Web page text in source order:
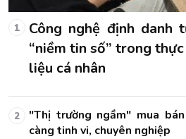
1
Công nghệ định danh
“niềm tin số” trong
liệu cá nhân
2
"Thị trường ngầm" mua
càng tinh vi, chuyên nghiệp